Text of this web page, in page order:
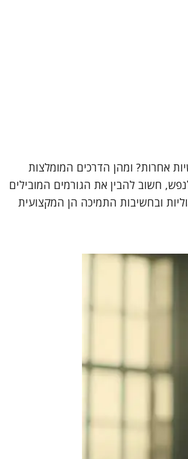
אחרות? ומהן הדרכים המומלצות
חשוב להבין את הגורמים המובילים
ובחשיבות התמיכה הן המקצועית